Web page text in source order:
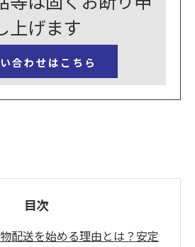
上げます
合わせはこちら
目次
配送を始める理由とは？安定